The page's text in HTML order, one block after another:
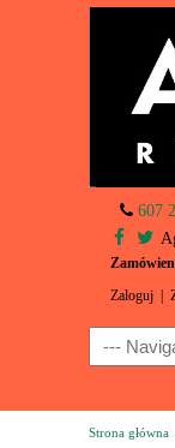
607
Zaloguj
Navigation
Strona główna